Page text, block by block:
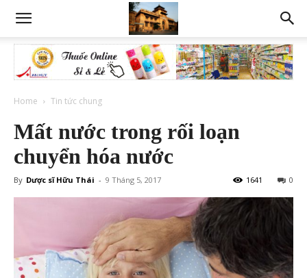
Home Tin tức chung
Mất nước trong rối loạn
chuyển hóa nước
By Dược sĩ Hữu Thái - 9 Tháng 5, 2017 0
1641